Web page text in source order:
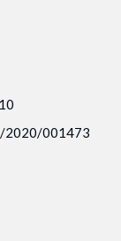
2020/001473